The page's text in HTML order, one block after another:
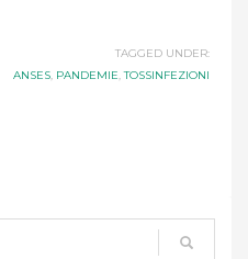
TAGGED UNDER:
ANSES, PANDEMIE,TOSSINFEZIONI